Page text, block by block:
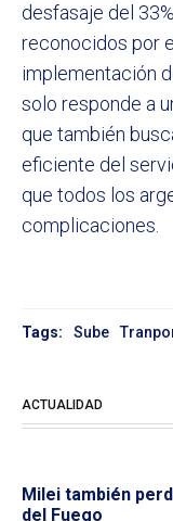
desfasaje del
reconocidos por
implementación
solo responde a
que también
eficiente del
que todos los
complicaciones.
Tags: Sube
ACTUALIDAD
Milei también
del Fuego